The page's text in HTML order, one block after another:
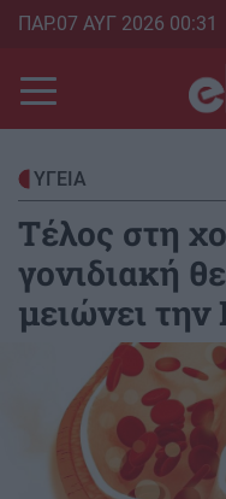
Skip
main
content
ΠΑΡ.07 ΑΥΓ 2026 00:31
ΥΓΕΙΑ
Τέλος στη
γονιδιακή
μειώνει την